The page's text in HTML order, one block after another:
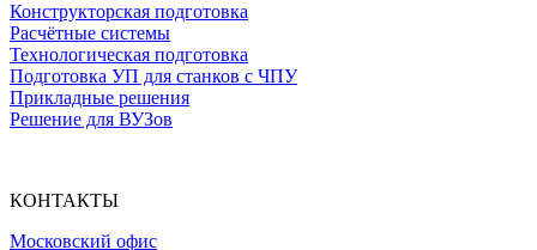
Конструкторская подготовка
Расчётные системы
Технологическая подготовка
Подготовка УП для станков с ЧПУ
Прикладные решения
Решение для ВУЗов
КОНТАКТЫ
Московский офис